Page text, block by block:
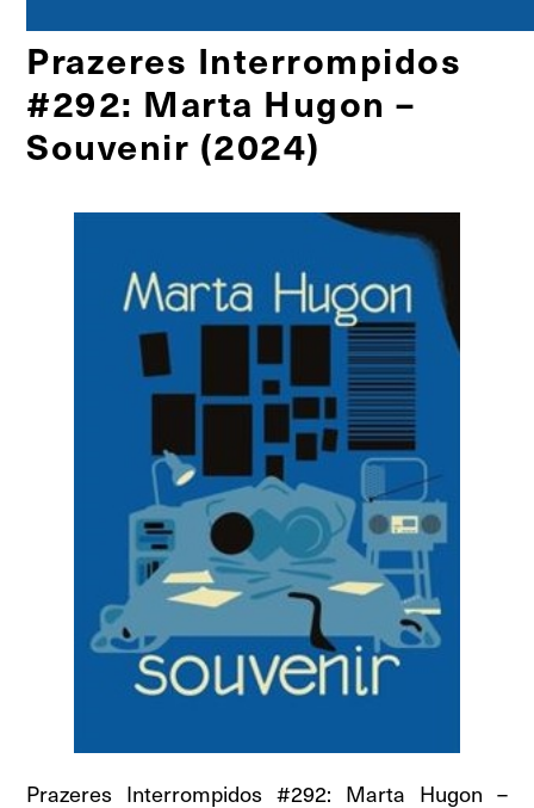
Prazeres Interrompidos
#292: Marta Hugon –
Souvenir (2024)
Prazeres Interrompidos #292: Marta Hugon –